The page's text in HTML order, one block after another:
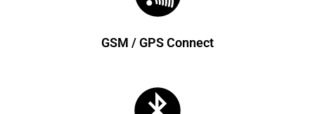
GSM / GPS Connect